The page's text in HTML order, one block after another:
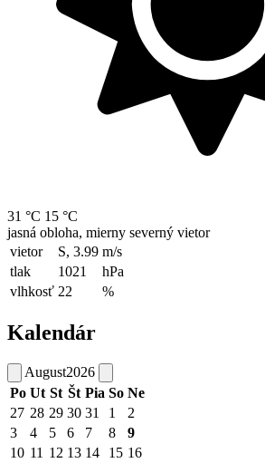
31 °C 15 °C
jasná obloha, mierny severný vietor
vietor
S, 3.99 m/s
tlak
1021
hPa
vlhkosť 22 %
Kalendár
August2026
Po Ut St Št Pia So Ne
27 28 29 30 31 1
2
3
4 5 6 7 8
9
10 11 12 13 14 15 16